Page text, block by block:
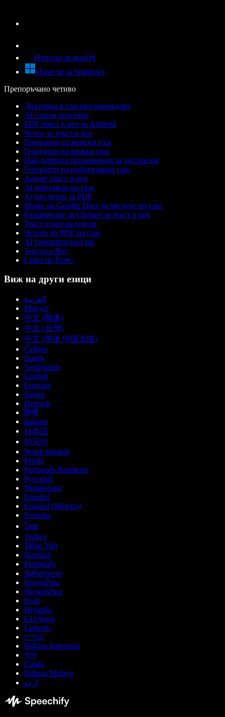
Изтегли за macOS
Изтегли за Windows
Препоръчано четиво
Диктовка и гласово въвеждане
AI гласов асистент
PDF текст в реч за Android
Четец за текст в реч
Генератор на женски глас
Генератор на мъжки глас
Най-добрите приложения за дислексия
Генератор на роботизиран глас
Аниме текст в реч
AI чейнджър на глас
Аудио четец за PDF
Може ли Google Docs да ми чете на глас
Разширение за Chrome за текст в реч
Текст в реч на хинди
Четене на PDF на глас
AI генератор на глас
Тексто а Вос
Leitor de Texto
Виж на други езици
العربية
Magyar
中文 (简体)
中文 (台灣)
中文 (简体 中国大陆)
Čeština
Dansk
Nederlands
English
Français
Suomi
Deutsch
हिन्दी
Italiano
日本語
한국어
Norsk bokmål
Polski
Português Brasileiro
Русский
Українська
Español
Español (México)
Svenska
ไทย
Türkçe
Tiếng Việt
Română
Português
ქართული
Slovenčina
Slovenščina
Eesti
Hrvatski
Ελληνικά
Lietuvių
עברית
Bahasa Indonesia
বাংলা
Català
Bahasa Melayu
اردو